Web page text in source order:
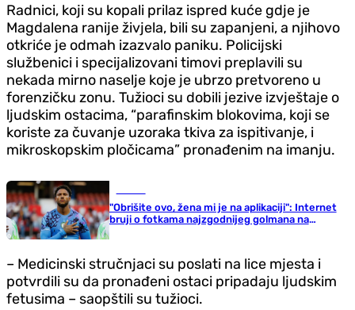
Radnici, koji su kopali prilaz ispred kuće gd‌je je
Magdalena ranije živjela, bili su zapanjeni, a njihovo
otkriće je odmah izazvalo paniku. Policijski
službenici i specijalizovani timovi preplavili su
nekada mirno naselje koje je ubrzo pretvoreno u
forenzičku zonu. Tužioci su dobili jezive izvještaje o
ljudskim ostacima, “parafinskim blokovima, koji se
koriste za čuvanje uzoraka tkiva za ispitivanje, i
mikroskopskim pločicama” pronađenim na imanju.
"Obrišite ovo, žena mi je na aplikaciji": Internet
bruji o fotkama najzgodnijeg golmana na
Svjetskom prvenstvu
– Medicinski stručnjaci su poslati na lice mjesta i
potvrdili su da pronađeni ostaci pripadaju ljudskim
fetusima – saopštili su tužioci.